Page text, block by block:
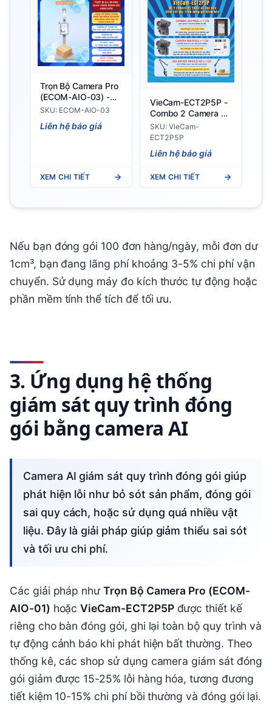
Trọn Bộ Camera Pro
(ECOM-AIO-03) -
Thiết bị giám sát
SKU: ECOM-AIO-03
Liên hệ báo giá
XEM CHI TIẾT
VieCam-ECT2P5P -
Combo 2 Camera Kỹ
Thuật Số Kẹp Bàn
Giám Sát Quy Trình
SKU: VieCam-
ECT2P5P
Liên hệ báo giá
XEM CHI TIẾT
Nếu bạn đóng gói 100 đơn hàng/ngày, mỗi đơn dư
1cm³, bạn đang lãng phí khoảng 3-5% chi phí vận
chuyển. Sử dụng máy đo kích thước tự động hoặc
phần mềm tính thể tích để tối ưu.
3. Ứng dụng hệ thống
giám sát quy trình đóng
gói bằng camera AI
Camera AI giám sát quy trình đóng gói giúp
phát hiện lỗi như bỏ sót sản phẩm, đóng gói
sai quy cách, hoặc sử dụng quá nhiều vật
liệu. Đây là giải pháp giúp giảm thiểu sai sót
và tối ưu chi phí.
Các giải pháp nhưTrọn Bộ Camera Pro (ECOM-
AIO-01) hoặcVieCam-ECT2P5Pđược thiết kế
riêng cho bàn đóng gói, ghi lại toàn bộ quy trình và
tự động cảnh báo khi phát hiện bất thường. Theo
thống kê, các shop sử dụng camera giám sát đóng
gói giảm được 15-25% lỗi hàng hóa, tương đương
tiết kiệm 10-15% chi phí bồi thường và đóng gói lại.